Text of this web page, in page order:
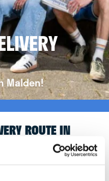
Malden!
ROUTE IN
in a newspaper